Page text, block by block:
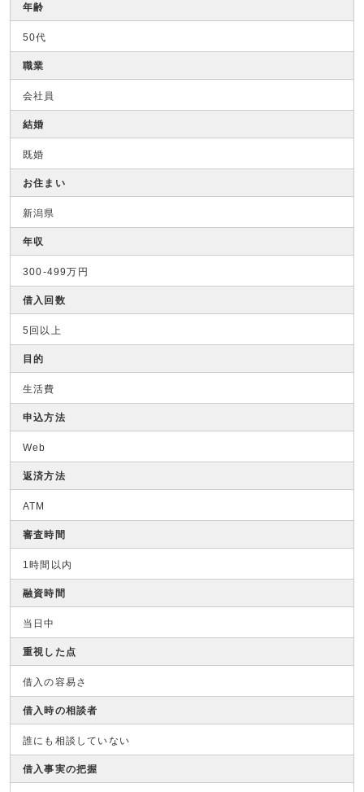
年齢
50代
職業
会社員
結婚
既婚
お住まい
新潟県
年収
300-499万円
借入回数
5回以上
目的
生活費
申込方法
Web
返済方法
ATM
審査時間
1時間以内
融資時間
当日中
重視した点
借入の容易さ
借入時の相談者
誰にも相談していない
借入事実の把握